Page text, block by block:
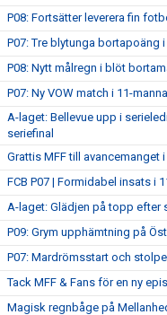
P08: Fortsätter leverera fin
P07: Tre blytunga bortapoäng i
P08: Nytt målregn i blöt
P07: Ny VOW match i 11-manna
A-laget: Bellevue upp i
seriefinal
Grattis MFF till avancemanget
FCB P07 | Formidabel insats i
A-laget: Glädjen på topp efter
P09: Grym upphämtning på
P07: Mardrömsstart och
Tack MFF & Fans för en ny
Magisk regnbåge på